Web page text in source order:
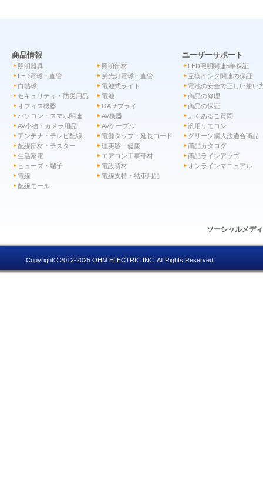
商品情報
照明器具
照明部材
LED電球・直管
蛍光灯電球・直管
白熱球
電池式ライト
セキュリティ・防災用品
電池
オフィス機器
OAサプライ
パソコン・スマホ関連
AV機器
AV小物・カメラ用品
AVケーブル
アンテナ・テレビ配線
電源タップ・延長コード
配線部材・テスター
理美容・健康
生活家電
エアコン工事部材
ヒューズ・端子
電設資材
電線
電線支持・結束用品
配線モール
ユーザーサポート
LED照明関連5年保証
互換インク関連の保証
電池の安全で正しい使い
商品の修理
商品の保証
よくあるご質問
汎用リモコン
グリーン購入法適合商品
商品カタログ
商品ラインアップ
オンラインマニュアル
ソーシャルメデ
Copyright© 2012-2025 OHM ELECTRIC INC. All Rights Reserved.